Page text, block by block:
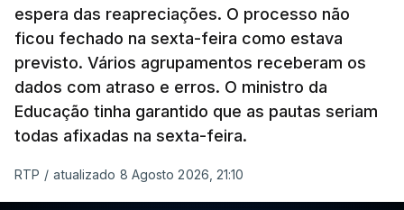
espera das reapreciações. O processo não
ficou fechado na sexta-feira como estava
previsto. Vários agrupamentos receberam os
dados com atraso e erros. O ministro da
Educação tinha garantido que as pautas seriam
todas afixadas na sexta-feira.
RTP / atualizado 8 Agosto 2026, 21:10